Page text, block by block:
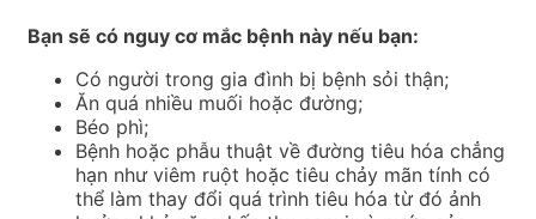
Bạn sẽ có nguy cơ mắc bệnh này nếu bạn:
Có người trong gia đình bị bệnh sỏi thận;
Ăn quá nhiều muối hoặc đường;
Béo phì;
Bệnh hoặc phẫu thuật về đường tiêu hóa chẳng
hạn như viêm ruột hoặc tiêu chảy mãn tính có
thể làm thay đổi quá trình tiêu hóa từ đó ảnh